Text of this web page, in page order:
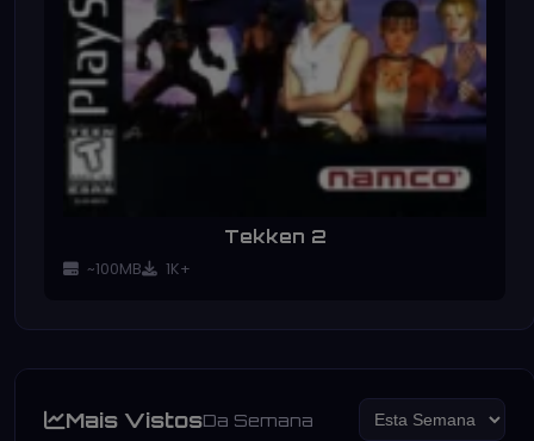
Tekken 2
~100MB 1K+
Mais VistosDa Semana